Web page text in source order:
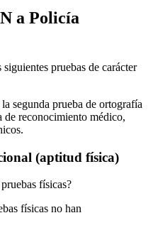
a Policía
pruebas de carácter
segunda prueba de ortografía
de reconocimiento médico,
(aptitud física)
físicas?
físicas no han